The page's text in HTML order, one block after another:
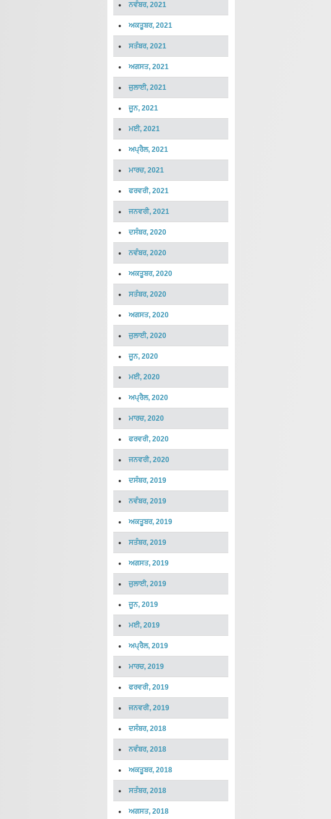
ਨਵੰਬਰ, 2021
ਅਕਤੂਬਰ, 2021
ਸਤੰਬਰ, 2021
ਅਗਸਤ, 2021
ਜੁਲਾਈ, 2021
ਜੂਨ, 2021
ਮਈ, 2021
ਅਪ੍ਰੈਲ, 2021
ਮਾਰਚ, 2021
ਫਰਵਰੀ, 2021
ਜਨਵਰੀ, 2021
ਦਸੰਬਰ, 2020
ਨਵੰਬਰ, 2020
ਅਕਤੂਬਰ, 2020
ਸਤੰਬਰ, 2020
ਅਗਸਤ, 2020
ਜੁਲਾਈ, 2020
ਜੂਨ, 2020
ਮਈ, 2020
ਅਪ੍ਰੈਲ, 2020
ਮਾਰਚ, 2020
ਫਰਵਰੀ, 2020
ਜਨਵਰੀ, 2020
ਦਸੰਬਰ, 2019
ਨਵੰਬਰ, 2019
ਅਕਤੂਬਰ, 2019
ਸਤੰਬਰ, 2019
ਅਗਸਤ, 2019
ਜੁਲਾਈ, 2019
ਜੂਨ, 2019
ਮਈ, 2019
ਅਪ੍ਰੈਲ, 2019
ਮਾਰਚ, 2019
ਫਰਵਰੀ, 2019
ਜਨਵਰੀ, 2019
ਦਸੰਬਰ, 2018
ਨਵੰਬਰ, 2018
ਅਕਤੂਬਰ, 2018
ਸਤੰਬਰ, 2018
ਅਗਸਤ, 2018